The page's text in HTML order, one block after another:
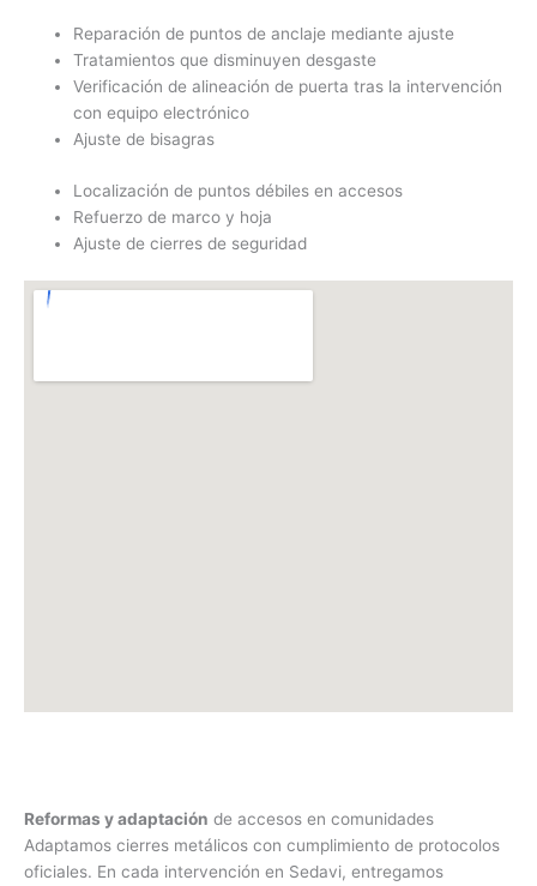
Reparación de puntos de anclaje mediante ajuste
Tratamientos que disminuyen desgaste
Verificación de alineación de puerta tras la intervención
con equipo electrónico
Ajuste de bisagras
Localización de puntos débiles en accesos
Refuerzo de marco y hoja
Ajuste de cierres de seguridad
Reformas y adaptación de accesos en comunidades
Adaptamos cierres metálicos con cumplimiento de protocolos
oficiales. En cada intervención en Sedavi, entregamos